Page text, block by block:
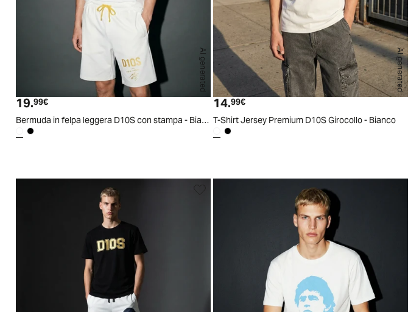
AI generated
SM
XXL
Prezzo attuale
19.99€
Bermuda in felpa leggera D10S con stampa - Bianco
AI generated
SMLXLXXL
Prezzo attuale
14.99€
T-Shirt Jersey Premium D10S Girocollo - Bianco